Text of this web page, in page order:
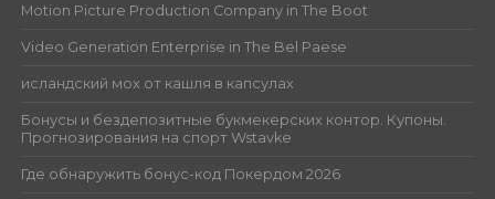
Motion Picture Production Company in The Boot
Video Generation Enterprise in The Bel Paese
исландский мох от кашля в капсулах
Бонусы и бездепозитные букмекерских контор. Купоны.
Прогнозирования на спорт Wstavke
Где обнаружить бонус-код Покердом 2026